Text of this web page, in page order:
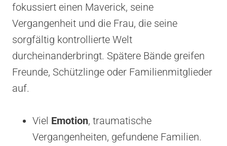
fokussiert einen Maverick, seine
Vergangenheit und die Frau, die seine
sorgfältig kontrollierte Welt
durcheinanderbringt. Spätere Bände greifen
Freunde, Schützlinge oder Familienmitglieder
auf.
Viel Emotion, traumatische
Vergangenheiten, gefundene Familien.